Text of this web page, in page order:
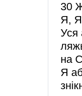
30
Я,
Уся
на
Я